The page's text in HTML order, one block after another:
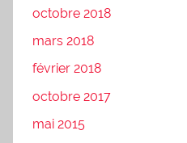
octobre 2018
mars 2018
février 2018
octobre 2017
mai 2015